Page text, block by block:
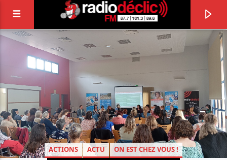
RADIO DÉCLIC
VOTRE RADIO ASSOCIATIVE EN TERRES DE
LORRAINE
ACTIONS ACTU ON EST CHEZ VOUS !